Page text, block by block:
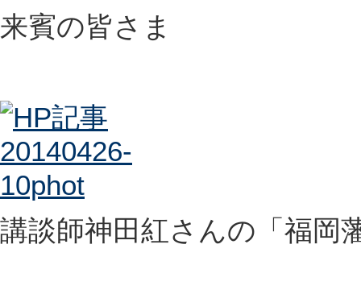
来賓の皆さま
講談師神田紅さんの「福岡